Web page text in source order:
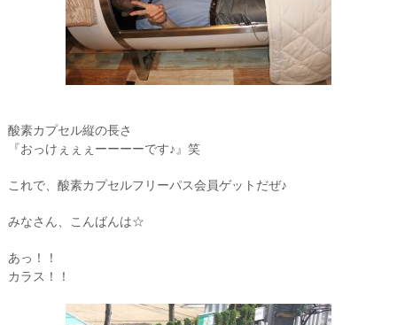
酸素カプセル縦の長さ
『おっけぇぇぇーーーーです♪』笑
これで、酸素カプセルフリーパス会員ゲットだぜ♪
みなさん、こんばんは☆
あっ！！
カラス！！